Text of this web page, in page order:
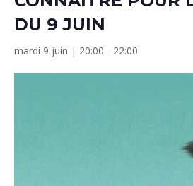
DU 9 JUIN
mardi 9 juin | 20:00 - 22:00